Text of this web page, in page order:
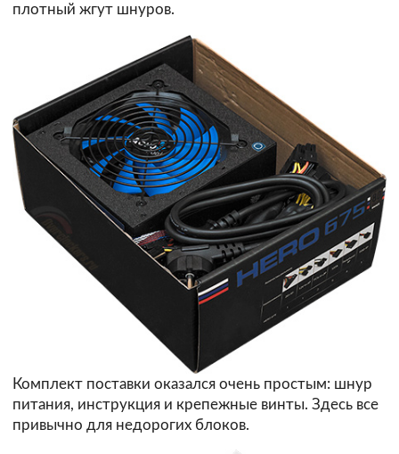
плотный жгут шнуров.
Комплект поставки оказался очень простым: шнур
питания, инструкция и крепежные винты. Здесь все
привычно для недорогих блоков.